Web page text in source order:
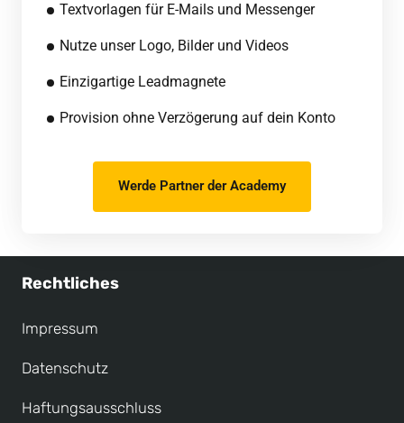
Textvorlagen für E-Mails und Messenger
Nutze unser Logo, Bilder und Videos
Einzigartige Leadmagnete
Provision ohne Verzögerung auf dein Konto
Werde Partner der Academy
Rechtliches
Impressum
Datenschutz
Haftungsausschluss